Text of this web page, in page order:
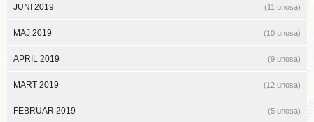
JUNI 2019 (11 unosa)
MAJ 2019 (10 unosa)
APRIL 2019 (9 unosa)
MART 2019 (12 unosa)
FEBRUAR 2019 (5 unosa)